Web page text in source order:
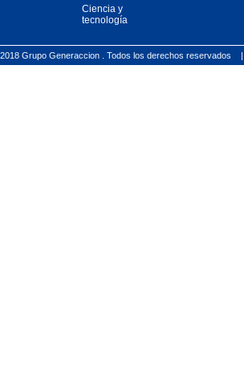
Ciencia y
tecnología
2018 Grupo Generaccion . Todos los derechos reservados |